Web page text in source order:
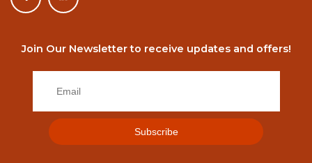
Join Our Newsletter to receive updates and offers!